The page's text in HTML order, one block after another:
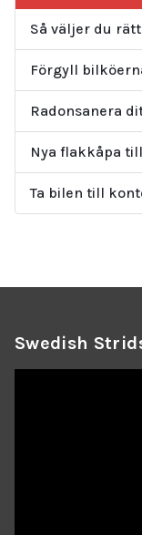
Så väljer du
Förgyll
Radonsanera
Nya flakkåpa
Ta bilen till
Swedish